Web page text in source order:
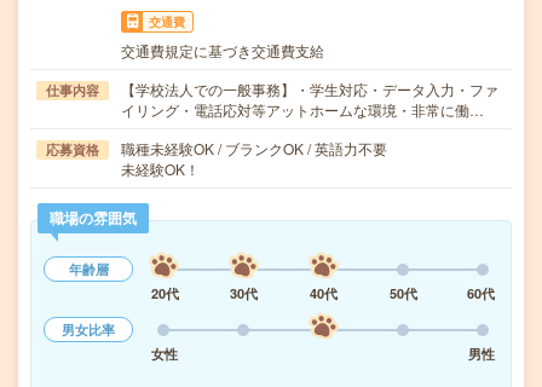
交通費
交通費規定に基づき交通費支給
仕事内容
【学校法人での一般事務】・学生対応・データ入力・ファ
イリング・電話応対等アットホームな環境・非常に働…
応募資格
職種未経験OK / ブランクOK / 英語力不要
未経験OK！
職場の雰囲気
年齢層
20代
30代 40代 50代
60代
男女比率
女性
男性